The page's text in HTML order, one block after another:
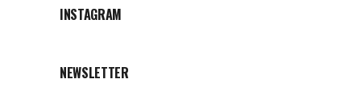
INSTAGRAM
NEWSLETTER